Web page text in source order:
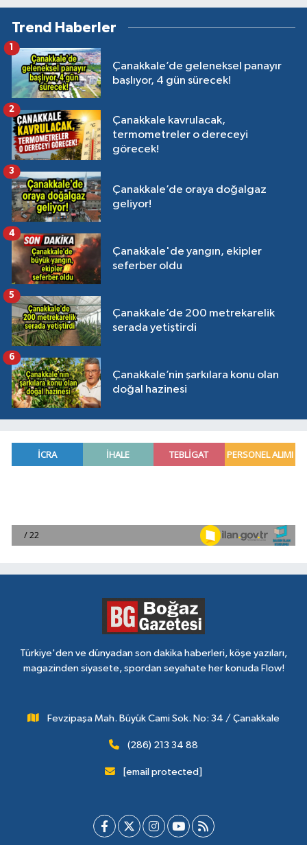
Trend Haberler
Çanakkale’de geleneksel panayır
başlıyor, 4 gün sürecek!
Çanakkale kavrulacak,
termometreler o dereceyi
görecek!
2
Çanakkale’de oraya doğalgaz
geliyor!
3
Çanakkale'de yangın, ekipler
seferber oldu
4
Çanakkale’de 200 metrekarelik
serada yetiştirdi
5
Çanakkale’nin şarkılara konu olan
doğal hazinesi
6
Türkiye'den ve dünyadan son dakika haberleri, köşe yazıları,
magazinden siyasete, spordan seyahate her konuda Flow!
Fevzipaşa Mah. Büyük Cami Sok. No: 34 / Çanakkale
(286) 213 34 88
[email protected]